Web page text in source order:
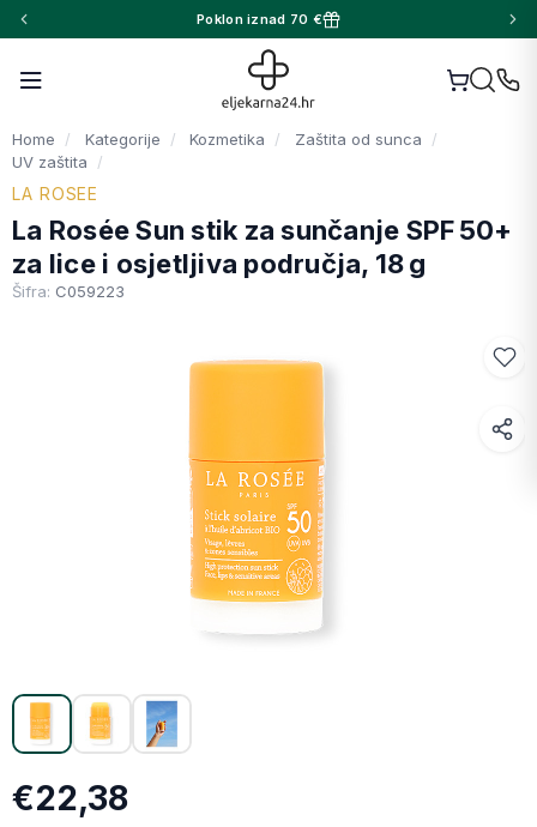
Poklon iznad 70 €
Home Kategorije Kozmetika
Zaštita od sunca
UV zaštita
LA ROSEE
La Rosée Sun stik za sunčanje SPF 50+
za lice i osjetljiva područja, 18 g
Šifra: C059223
Facebook
WhatsApp
X (Twitter)
Email
Kopiraj link
€22,38